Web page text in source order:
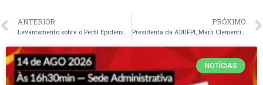
ANTERIOR
Levantamento sobre o Perfil Epidemiológico da Saúde dos Docentes da UFPI e UDFPar
PRÓXIMO
Presidenta da ADUFPI, Marli Clementino participa da abertura do 28° Congresso Nacional de Pós-Graduandos.
NOTÍCIAS